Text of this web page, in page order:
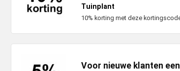
Tuinplant
10% korting met deze
Voor nieuwe klanten